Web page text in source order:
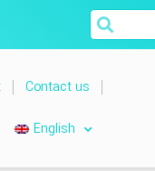
Contact us
English